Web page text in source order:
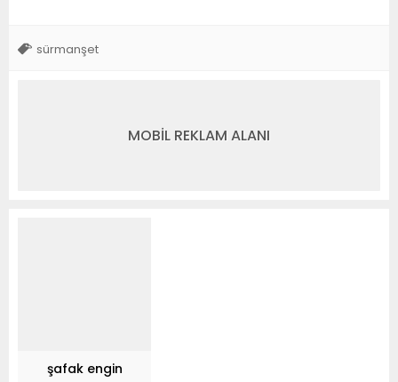
sürmanşet
MOBİL REKLAM ALANI
şafak engin